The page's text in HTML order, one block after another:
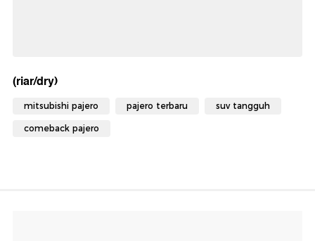
(riar/dry)
mitsubishi pajero pajero terbaru suv tangguh
comeback pajero